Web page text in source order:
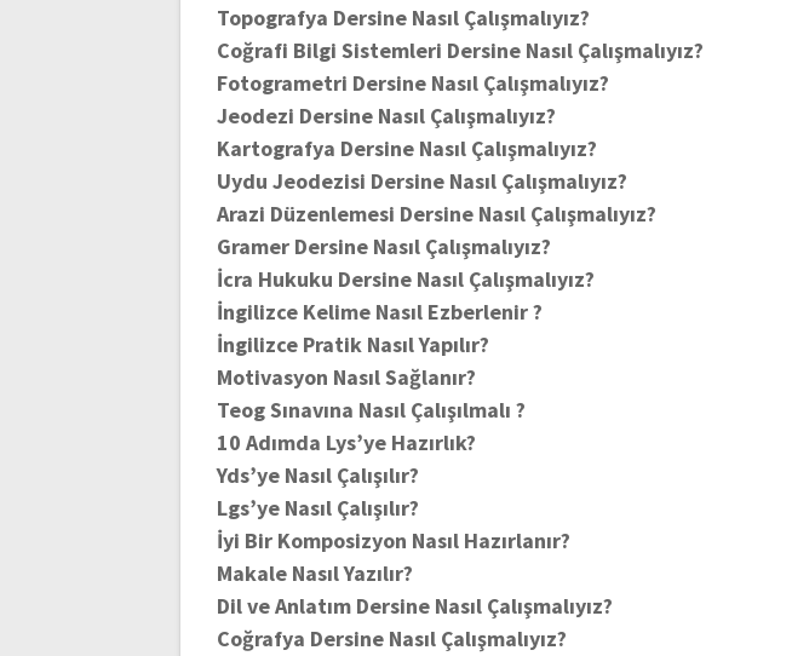
Topografya Dersine Nasıl Çalışmalıyız?
Coğrafi Bilgi Sistemleri Dersine Nasıl Çalışmalıyız?
Fotogrametri Dersine Nasıl Çalışmalıyız?
Jeodezi Dersine Nasıl Çalışmalıyız?
Kartografya Dersine Nasıl Çalışmalıyız?
Uydu Jeodezisi Dersine Nasıl Çalışmalıyız?
Arazi Düzenlemesi Dersine Nasıl Çalışmalıyız?
Gramer Dersine Nasıl Çalışmalıyız?
İcra Hukuku Dersine Nasıl Çalışmalıyız?
İngilizce Kelime Nasıl Ezberlenir ?
İngilizce Pratik Nasıl Yapılır?
Motivasyon Nasıl Sağlanır?
Teog Sınavına Nasıl Çalışılmalı ?
10 Adımda Lys’ye Hazırlık?
Yds’ye Nasıl Çalışılır?
Lgs’ye Nasıl Çalışılır?
İyi Bir Komposizyon Nasıl Hazırlanır?
Makale Nasıl Yazılır?
Dil ve Anlatım Dersine Nasıl Çalışmalıyız?
Coğrafya Dersine Nasıl Çalışmalıyız?